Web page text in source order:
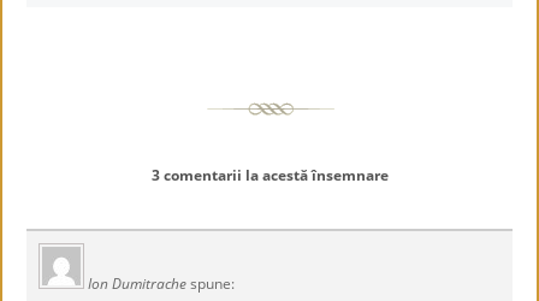
3 comentarii la acestă însemnare
Ion Dumitrache spune: